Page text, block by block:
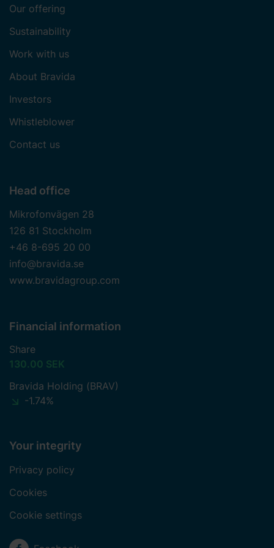
Our offering
Sustainability
Work with us
About Bravida
Investors
Whistleblower
Contact us
Head office
Mikrofonvägen 28
126 81 Stockholm
+46 8-695 20 00
info@bravida.se
www.bravidagroup.com
Financial information
Share
130.00 SEK
Bravida Holding (BRAV)
-1.74%
Your integrity
Privacy policy
Cookies
Cookie settings
Social media